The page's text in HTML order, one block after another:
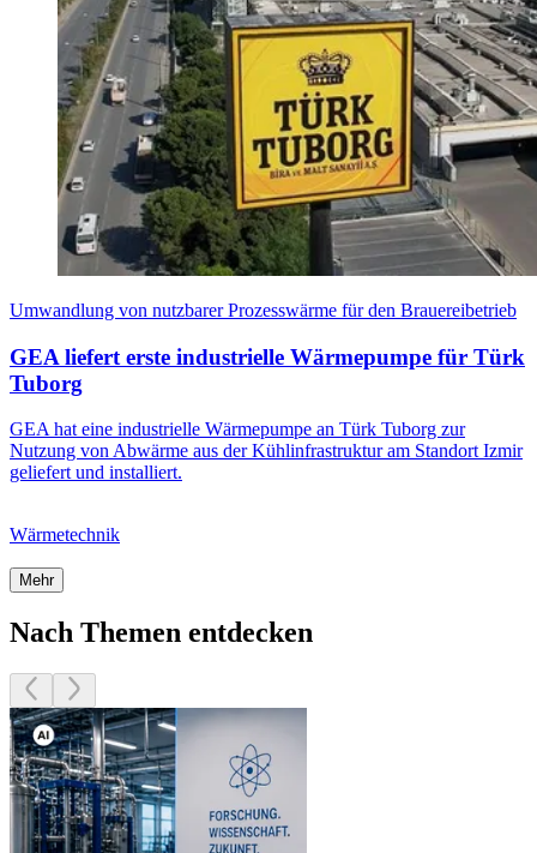
Umwandlung von nutzbarer Prozesswärme für den Brauereibetrieb
GEA liefert erste industrielle Wärmepumpe für Türk
Tuborg
GEA hat eine industrielle Wärmepumpe an Türk Tuborg zur
Nutzung von Abwärme aus der Kühlinfrastruktur am Standort Izmir
geliefert und installiert.
Wärmetechnik
Mehr
Nach Themen entdecken